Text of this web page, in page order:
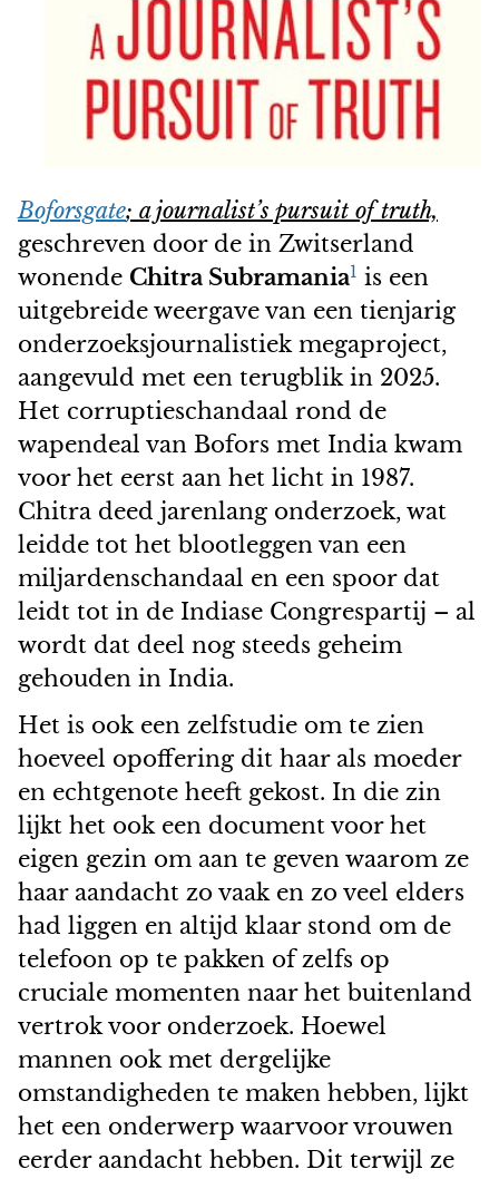
Boforsgate; a journalist’s pursuit of truth,
geschreven door de in Zwitserland
wonende Chitra Subramania1 is een
uitgebreide weergave van een tienjarig
onderzoeksjournalistiek megaproject,
aangevuld met een terugblik in 2025.
Het corruptieschandaal rond de
wapendeal van Bofors met India kwam
voor het eerst aan het licht in 1987.
Chitra deed jarenlang onderzoek, wat
leidde tot het blootleggen van een
miljardenschandaal en een spoor dat
leidt tot in de Indiase Congrespartij – al
wordt dat deel nog steeds geheim
gehouden in India.
Het is ook een zelfstudie om te zien
hoeveel opoffering dit haar als moeder
en echtgenote heeft gekost. In die zin
lijkt het ook een document voor het
eigen gezin om aan te geven waarom ze
haar aandacht zo vaak en zo veel elders
had liggen en altijd klaar stond om de
telefoon op te pakken of zelfs op
cruciale momenten naar het buitenland
vertrok voor onderzoek. Hoewel
mannen ook met dergelijke
omstandigheden te maken hebben, lijkt
het een onderwerp waarvoor vrouwen
eerder aandacht hebben. Dit terwijl ze